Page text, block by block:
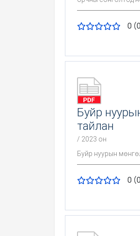
0
Буйр
тайлан
/ 2023 он
Буйр нуурын
0